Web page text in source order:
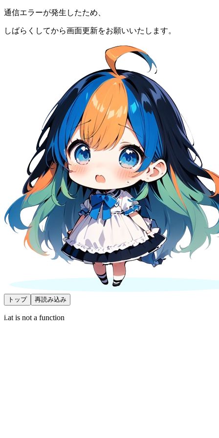
通信エラーが発生したため、
しばらくしてから画面更新をお願いいたします。
トップ 再読み込み
i.at is not a function